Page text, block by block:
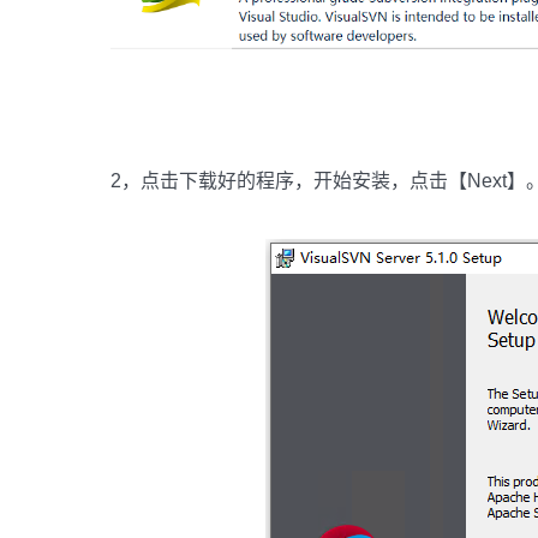
2，点击下载好的程序，开始安装，点击【Next】